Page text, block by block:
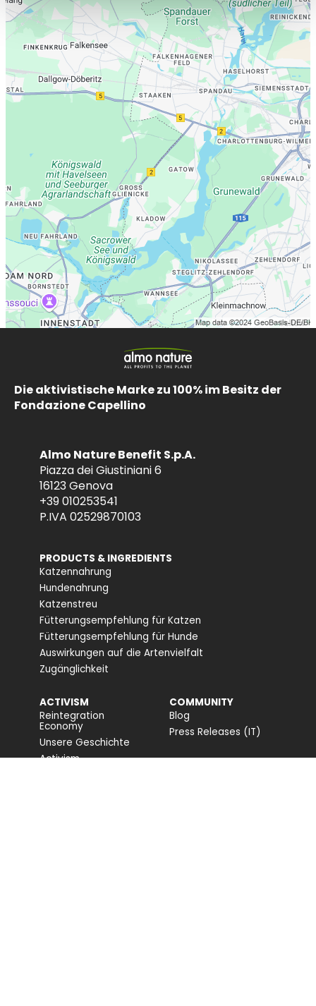
Die aktivistische Marke zu 100% im Besitz der
Fondazione Capellino
Almo Nature Benefit S.p.A.
Piazza dei Giustiniani 6
16123 Genova
+39 010253541
P.IVA 02529870103
PRODUCTS & INGREDIENTS
Katzennahrung
Hundenahrung
Katzenstreu
Fütterungsempfehlung für Katzen
Fütterungsempfehlung für Hunde
Auswirkungen auf die Artenvielfalt
Zugänglichkeit
ACTIVISM
Reintegration
Economy
Unsere Geschichte
Activism
COMMUNITY
Blog
Press Releases (IT)